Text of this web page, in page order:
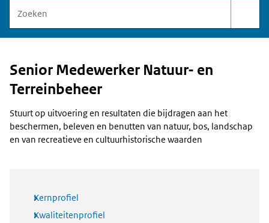
binnen
Functiegebouw
Senior Medewerker Natuur- en
Terreinbeheer
Stuurt op uitvoering en resultaten die bijdragen aan het
beschermen, beleven en benutten van natuur, bos, landschap
en van recreatieve en cultuurhistorische waarden
Kernprofiel
Kwaliteitenprofiel